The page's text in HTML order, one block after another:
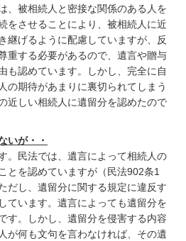
、被相続人と密接な関係のある人を
をさせることにより、被相続人に近
継げるように配慮していますが、反
重する必要があるので、遺言や贈与
も認めています。しかし、完全に自
の期待があまりに裏切られてしまう
近しい相続人に遺留分を認めたので
いが・・
。民法では、遺言によって相続人の
とを認めていますが（民法902条1
だし、遺留分に関する規定に違反す
ています。遺言によっても遺留分を
す。しかし、遺留分を侵害する内容
が何も文句を言わなければ、その遺